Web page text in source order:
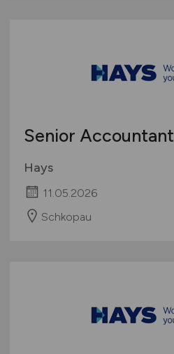
Senior Accountant
Hays
11.05.2026
Schkopau